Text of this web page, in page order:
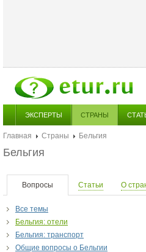
ЭКСПЕРТЫ СТРАНЫ
Главная Страны
Бельгия
Бельгия
Вопросы Статьи О
Все темы
Бельгия: отели
Бельгия: транспорт
Общие вопросы о Бельгии